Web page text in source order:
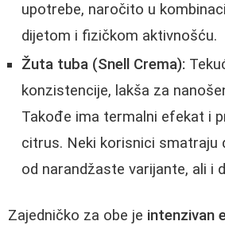
upotrebe, naročito u
dijetom i fizičkom aktivnošću.
Žuta tuba (Snell Crema):
konzistencije, lakša za
Takođe ima termalni efekat i
citrus. Neki korisnici smatraju
od narandžaste varijante, ali i
Zajedničko za obe je intenzivan